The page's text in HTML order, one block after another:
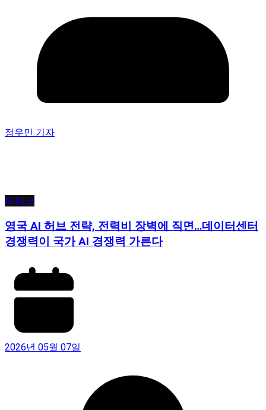
정우민 기자
AI·테크
영국 AI 허브 전략, 전력비 장벽에 직면…데이터센터
경쟁력이 국가 AI 경쟁력 가른다
2026년 05월 07일